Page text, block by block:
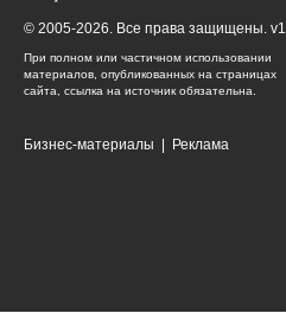
© 2005-2026. Все права защищены. v1
При полном или частичном использовании
материалов, опубликованных на страницах
сайта, ссылка на источник обязательна.
Бизнес-материалы Реклама